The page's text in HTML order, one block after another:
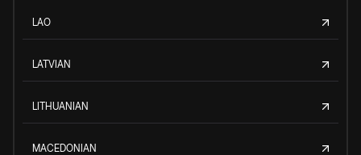
LAO
LATVIAN
LITHUANIAN
MACEDONIAN